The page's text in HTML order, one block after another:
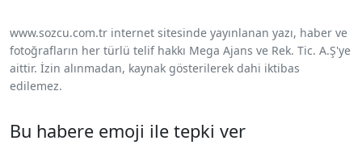
www.sozcu.com.tr internet sitesinde yayınlanan yazı, haber ve
fotoğrafların her türlü telif hakkı Mega Ajans ve Rek. Tic. A.Ş'ye
aittir. İzin alınmadan, kaynak gösterilerek dahi iktibas
edilemez.
Bu habere emoji ile tepki ver